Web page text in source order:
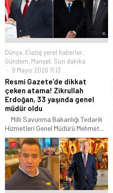
Dünya, Elazığ yerel haberler,
Gündem, Manşet, Son dakika
9 Mayıs 2026 11:13
Resmi Gazete’de dikkat
çeken atama! Zikrullah
Erdoğan, 33 yaşında genel
müdür oldu
Milli Savunma Bakanlığı Tedarik
Hizmetleri Genel Müdürü Mehmet...